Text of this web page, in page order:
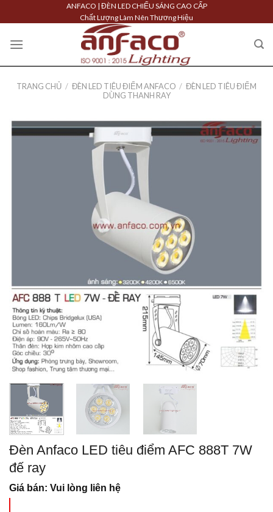
to
content
ANFACO | ĐÈN LED CHIẾU SÁNG CAO CẤP
Chất Lượng Làm Nên Thương Hiệu
TRANG CHỦ / ĐÈN LED TIÊU ĐIỂM ANFACO / ĐÈN LED TIÊU ĐIỂM
DÙNG THANH RAY
Đèn Anfaco LED tiêu điểm AFC 888T 7W
đế ray
Giá bán: Vui lòng liên hệ